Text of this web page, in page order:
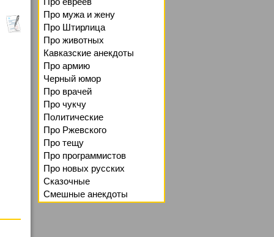
Про мужа и жену
Про Штирлица
Про животных
Кавказские анекдоты
Про армию
Черный юмор
Про врачей
Про чукчу
Политические
Про Ржевского
Про тещу
Про программистов
Про новых русских
Сказочные
Смешные анекдоты